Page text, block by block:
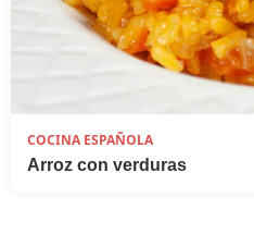
COCINA ESPAÑOLA
Arroz con verduras